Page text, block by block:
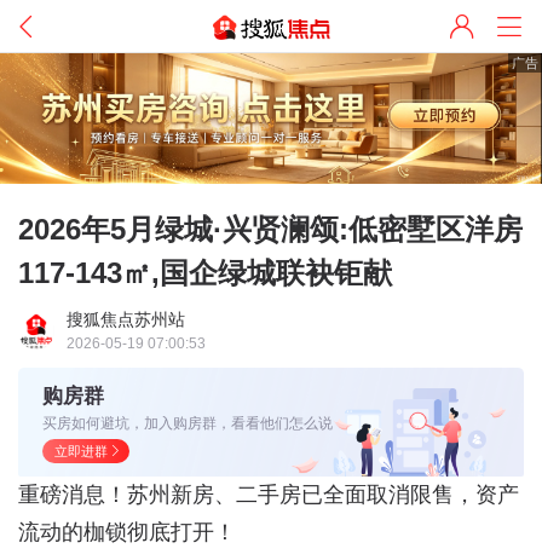
广告
2026年5月绿城·兴贤澜颂:低密墅区洋房
117-143㎡,国企绿城联袂钜献
搜狐焦点苏州站
2026-05-19 07:00:53
购房群
买房如何避坑，加入购房群，看看他们怎么说
立即进群
重磅消息！苏州新房、二手房已全面取消限售，资产
流动的枷锁彻底打开！